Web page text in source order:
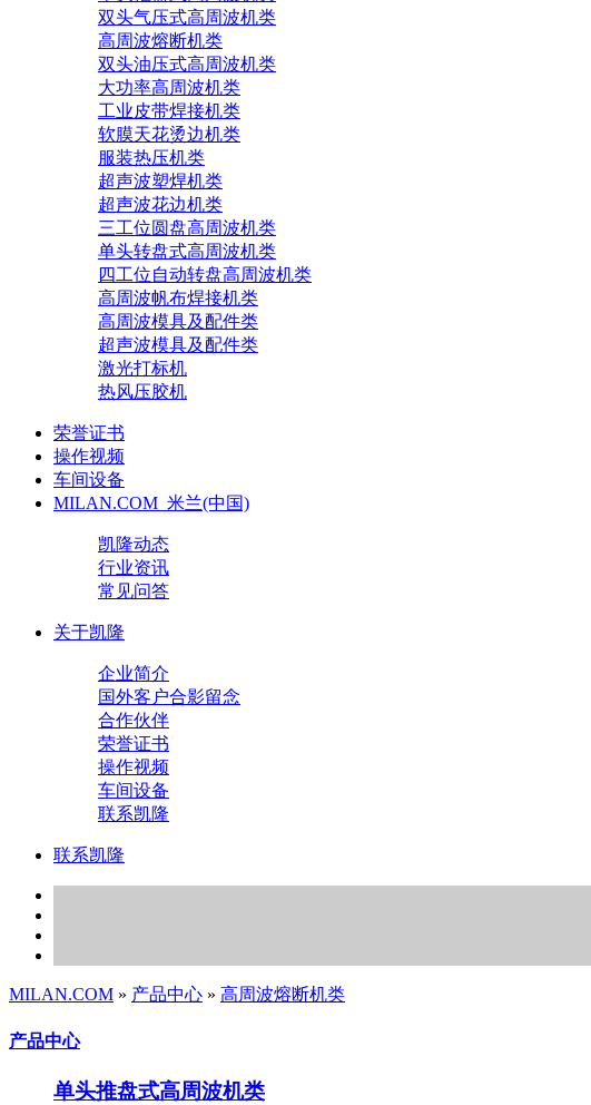
双头气压式高周波机类
高周波熔断机类
双头油压式高周波机类
大功率高周波机类
工业皮带焊接机类
软膜天花烫边机类
服装热压机类
超声波塑焊机类
超声波花边机类
三工位圆盘高周波机类
单头转盘式高周波机类
四工位自动转盘高周波机类
高周波帆布焊接机类
高周波模具及配件类
超声波模具及配件类
激光打标机
热风压胶机
荣誉证书
操作视频
车间设备
MILAN.COM_米兰(中国)
凯隆动态
行业资讯
常见问答
关于凯隆
企业简介
国外客户合影留念
合作伙伴
荣誉证书
操作视频
车间设备
联系凯隆
联系凯隆
MILAN.COM » 产品中心 » 高周波熔断机类
产品中心
单头推盘式高周波机类